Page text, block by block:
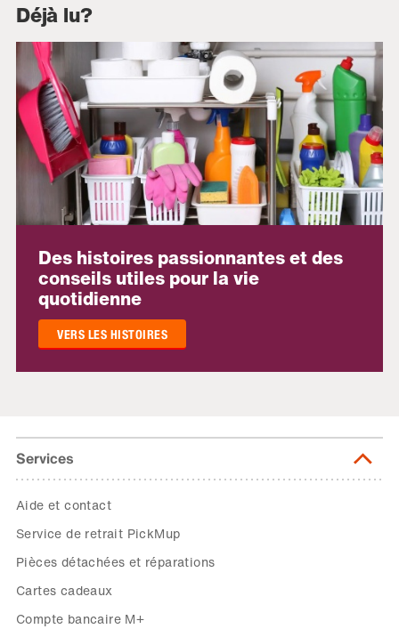
Déjà lu?
Des histoires passionnantes et des
conseils utiles pour la vie
quotidienne
VERS LES HISTOIRES
Services
Aide et contact
Service de retrait PickMup
Pièces détachées et réparations
Cartes cadeaux
Compte bancaire M+